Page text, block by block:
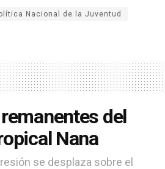
Nacional de la Juventud
del
Nana
se desplaza sobre el